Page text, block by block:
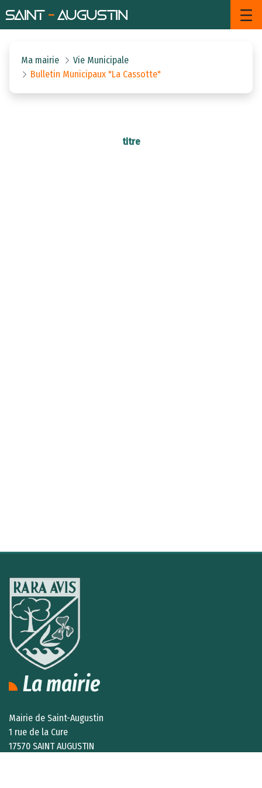
Saut au contenu principal
Bulletin Municipaux &#34;La
Ma mairie
Vie Municipale
Bulletin Municipaux "La Cassotte"
titre
La mairie
Mairie de Saint-Augustin
1 rue de la Cure
17570 SAINT AUGUSTIN